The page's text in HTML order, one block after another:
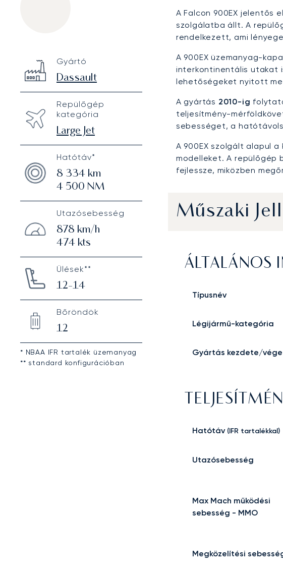
Technical specifications
Gyártó
Dassault
Repülőgép
kategória
Large Jet
Hatótáv*
8 334 km
4 500 NM
Utazósebesség
878 km/h
474 kts
Ülések**
12-14
Bőröndök
12
* NBAA IFR tartalék üzemanyag
** standard konfigurációban
A Falcon 900EX jelentős
szolgálatba állt. A
rendelkezett, ami
A 900EX üzemanyag-
interkontinentális utakat
lehetőségeket nyitott
A gyártás 2010-ig
teljesítmény-
sebességet, a
A 900EX szolgált alapul
modelleket. A repülőgép
fejlessze, miközben
Műszaki
ÁLTALÁNOS
Típusnév
Légijármű-kategória
Gyártás kezdete/vége
Hatótáv(IFR tartalékkal)
Utazósebesség
Max Mach működési
sebesség - MMO
Megközelítési